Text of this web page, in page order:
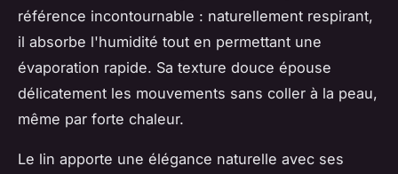
référence incontournable : naturellement respirant,
il absorbe l'humidité tout en permettant une
évaporation rapide. Sa texture douce épouse
délicatement les mouvements sans coller à la peau,
même par forte chaleur.
Le lin apporte une élégance naturelle avec ses